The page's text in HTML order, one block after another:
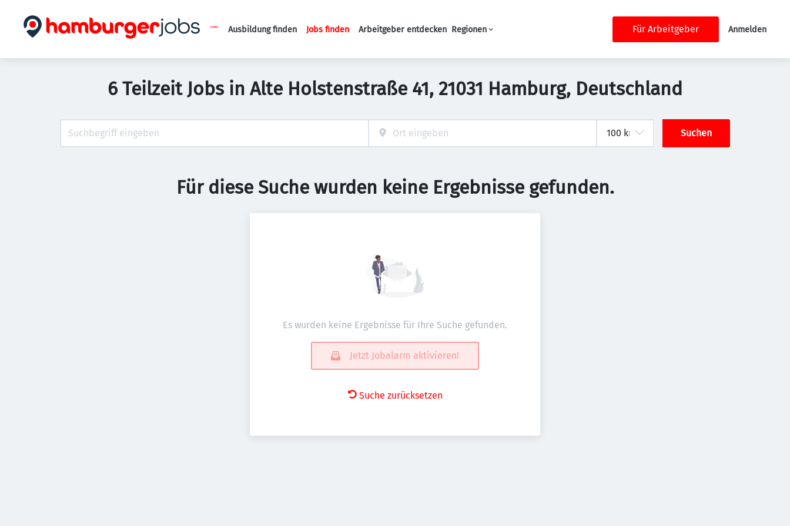
Haupt-Navigation
Ausbildung finden Jobs finden Arbeitgeber entdecken Regionen Für Arbeitgeber Anmelden
6 Teilzeit Jobs in Alte Holstenstraße 41, 21031 Hamburg, Deutschland
Suchen
Für diese Suche wurden keine Ergebnisse gefunden.
Es wurden keine Ergebnisse für Ihre Suche gefunden.
Jetzt Jobalarm aktivieren!
Suche zurücksetzen